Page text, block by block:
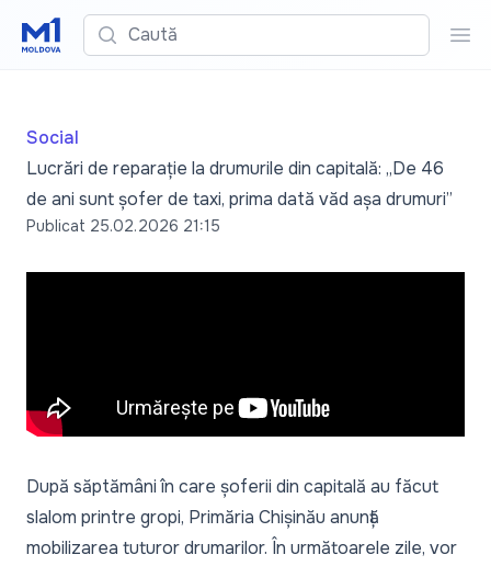
Caută
Social
Lucrări de reparație la drumurile din capitală: „De 46
de ani sunt șofer de taxi, prima dată văd așa drumuri”
Publicat 25.02.2026 21:15
După săptămâni în care șoferii din capitală au făcut
slalom printre gropi, Primăria Chișinău anunță
mobilizarea tuturor drumarilor. În următoarele zile, vor